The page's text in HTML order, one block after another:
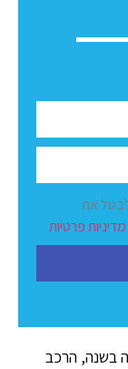
בשנה, הרכב
לבטל את
מדיניות פרטיות